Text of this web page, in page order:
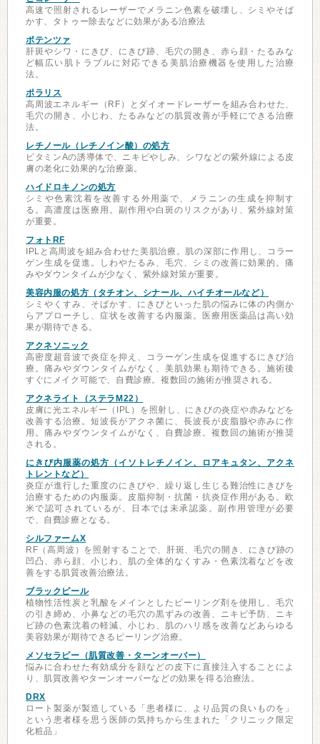
高速で照射されるレーザーでメラニン色素を破壊し、シミやそば
かす、タトゥー除去などに効果がある治療法
ポテンツァ
肝斑やシワ・にきび、にきび跡、毛穴の開き、赤ら顔・たるみな
ど幅広い肌トラブルに対応できる美肌治療機器を使用した治療
法。
ポラリス
高周波エネルギー（RF）とダイオードレーザーを組み合わせた、
毛穴の開き、小じわ、たるみなどの肌質改善が手軽にできる治療
法。
レチノール（レチノイン酸）の処方
ビタミンAの誘導体で、ニキビやしみ、シワなどの紫外線による皮
膚の老化に効果的な治療薬。
ハイドロキノンの処方
シミや色素沈着を改善する外用薬で、メラニンの生成を抑制す
る。高濃度は医療用。副作用や白斑のリスクがあり、紫外線対策
が重要。
フォトRF
IPLと高周波を組み合わせた美肌治療。肌の深部に作用し、コラー
ゲン生成を促進。しわやたるみ、毛穴、シミの改善に効果的。痛
みやダウンタイムが少なく、紫外線対策が重要。
美容内服の処方（タチオン、シナール、ハイチオールなど）
シミやくすみ、そばかす、にきびといった肌の悩みに体の内側か
らアプローチし、症状を改善する内服薬。医療用医薬品は高い効
果が期待できる。
アクネソニック
高密度超音波で炎症を抑え、コラーゲン生成を促進するにきび治
療。痛みやダウンタイムがなく、美肌効果も期待できる。施術後
すぐにメイク可能で、自費診療。複数回の施術が推奨される。
アクネライト（ステラM22）
皮膚に光エネルギー（IPL）を照射し、にきびの炎症や赤みなどを
改善する治療。短波長がアクネ菌に、長波長が皮脂腺や赤みに作
用。痛みやダウンタイムがなく、自費診療。複数回の施術が推奨
される。
にきび内服薬の処方（イソトレチノイン、ロアキュタン、アクネ
トレントなど）
炎症が進行した重度のにきびや、繰り返し生じる難治性にきびを
治療するための内服薬。皮脂抑制・抗菌・抗炎症作用がある。欧
米で認可されているが、日本では未承認薬。副作用管理が必要
で、自費診療となる。
シルファームX
RF（高周波）を照射することで、肝斑、毛穴の開き、にきび跡の
凹凸、赤ら顔、小じわ、肌の全体的なくすみ・色素沈着などを改
善をする肌質改善治療法。
ブラックピール
植物性活性炭と乳酸をメインとしたピーリング剤を使用し、毛穴
の引き締め、小鼻などの毛穴の黒ずみの改善、ニキビ予防、ニキ
ビ跡の色素沈着の軽減、小じわ、肌のハリ感を改善などあらゆる
美容効果が期待できるピーリング治療。
メソセラピー（肌質改善・ターンオーバー）
悩みに合わせた有効成分を顔などの皮下に直接注入することによ
り、肌質改善やターンオーバーなどの効果を得る治療法。
DRX
ロート製薬が製造している「患者様に、より品質の良いものを」
という患者様を思う医師の気持ちから生まれた「クリニック限定
化粧品」